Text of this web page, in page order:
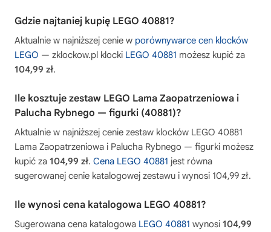
Gdzie najtaniej kupię LEGO 40881?
Aktualnie w najniższej cenie w porównywarce cen klocków
LEGO — zklockow.pl klocki LEGO 40881 możesz kupić za
104,99 zł.
Ile kosztuje zestaw LEGO Lama Zaopatrzeniowa i
Palucha Rybnego — figurki (40881)?
Aktualnie w najniższej cenie zestaw klocków LEGO 40881
Lama Zaopatrzeniowa i Palucha Rybnego — figurki możesz
kupić za 104,99 zł. Cena LEGO 40881 jest równa
sugerowanej cenie katalogowej zestawu i wynosi 104,99 zł.
Ile wynosi cena katalogowa LEGO 40881?
Sugerowana cena katalogowa LEGO 40881 wynosi 104,99